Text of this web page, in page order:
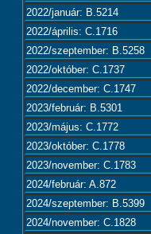
2022/január: B.5214
2022/április: C.1716
2022/szeptember: B.5258
2022/október: C.1737
2022/december: C.1747
2023/február: B.5301
2023/május: C.1772
2023/október: C.1778
2023/november: C.1783
2024/február: A.872
2024/szeptember: B.5399
2024/november: C.1828